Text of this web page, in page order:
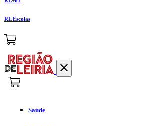
RL Escolas
Saúde